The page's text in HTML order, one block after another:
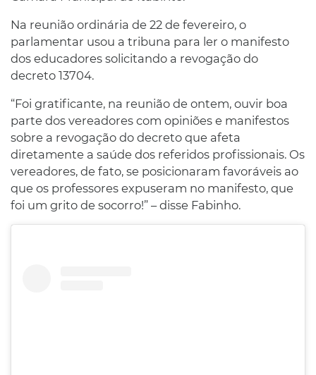
Na reunião ordinária de 22 de fevereiro, o
parlamentar usou a tribuna para ler o manifesto
dos educadores solicitando a revogação do
decreto 13704.
“Foi gratificante, na reunião de ontem, ouvir boa
parte dos vereadores com opiniões e manifestos
sobre a revogação do decreto que afeta
diretamente a saúde dos referidos profissionais. Os
vereadores, de fato, se posicionaram favoráveis ao
que os professores expuseram no manifesto, que
foi um grito de socorro!” – disse Fabinho.